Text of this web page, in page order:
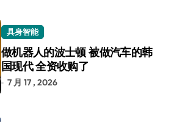
具身智能
做机器人的波士顿 被做汽车的韩
国现代 全资收购了
7 月 17 , 2026